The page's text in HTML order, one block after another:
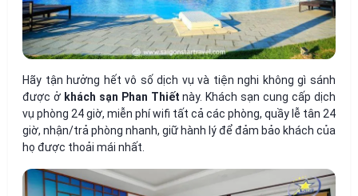
Hãy tận hưởng hết vô số dịch vụ và tiện nghi không gì sánh
được ở khách sạn Phan Thiết này. Khách sạn cung cấp dịch
vụ phòng 24 giờ, miễn phí wifi tất cả các phòng, quầy lễ tân 24
giờ, nhận/trả phòng nhanh, giữ hành lý để đảm bảo khách của
họ được thoải mái nhất.